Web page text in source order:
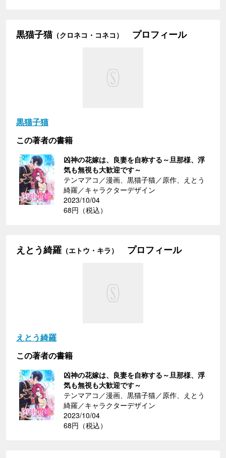
黒猫子猫（クロネコ・コネコ） プロフィール
黒猫子猫
この著者の書籍
凶神の花嫁は、良妻を自称する～旦那様、浮
気も無視も大歓迎です～
テンマアコ／漫画、黒猫子猫／原作、えとう
綺羅／キャラクターデザイン
2023/10/04
68円（税込）
えとう綺羅 （エトウ・キラ） プロフィール
えとう綺羅
この著者の書籍
凶神の花嫁は、良妻を自称する～旦那様、浮
気も無視も大歓迎です～
テンマアコ／漫画、黒猫子猫／原作、えとう
綺羅／キャラクターデザイン
2023/10/04
68円（税込）